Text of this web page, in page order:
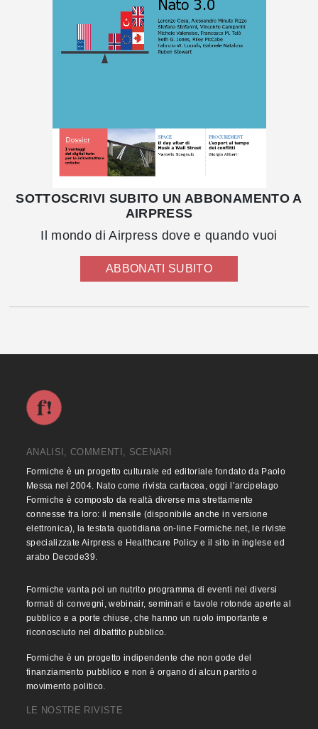
SOTTOSCRIVI SUBITO UN ABBONAMENTO A
AIRPRESS
Il mondo di Airpress dove e quando vuoi
ABBONATI SUBITO
ANALISI, COMMENTI, SCENARI
Formiche è un progetto culturale ed editoriale fondato da Paolo
Messa nel 2004. Nato come rivista cartacea, oggi l’arcipelago
Formiche è composto da realtà diverse ma strettamente
connesse fra loro: il mensile (disponibile anche in versione
elettronica), la testata quotidiana on-line Formiche.net, le riviste
specializzate Airpress e Healthcare Policy e il sito in inglese ed
arabo Decode39.
Formiche vanta poi un nutrito programma di eventi nei diversi
formati di convegni, webinair, seminari e tavole rotonde aperte al
pubblico e a porte chiuse, che hanno un ruolo importante e
riconosciuto nel dibattito pubblico.
Formiche è un progetto indipendente che non gode del
finanziamento pubblico e non è organo di alcun partito o
movimento politico.
LE NOSTRE RIVISTE